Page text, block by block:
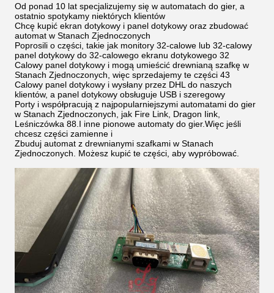
Od ponad 10 lat specjalizujemy się w automatach do gier, a
ostatnio spotykamy niektórych klientów
Chcę kupić ekran dotykowy i panel dotykowy oraz zbudować
automat w Stanach Zjednoczonych
Poprosili o części, takie jak monitory 32-calowe lub 32-calowy
panel dotykowy do 32-calowego ekranu dotykowego 32
Calowy panel dotykowy i mogą umieścić drewnianą szafkę w
Stanach Zjednoczonych, więc sprzedajemy te części 43
Calowy panel dotykowy i wysłany przez DHL do naszych
klientów, a panel dotykowy obsługuje USB i szeregowy
Porty i współpracują z najpopularniejszymi automatami do gier
w Stanach Zjednoczonych, jak Fire Link, Dragon Iink,
Leśniczówka 88.I inne pionowe automaty do gier.Więc jeśli
chcesz części zamienne i
Zbuduj automat z drewnianymi szafkami w Stanach
Zjednoczonych. Możesz kupić te części, aby wypróbować.